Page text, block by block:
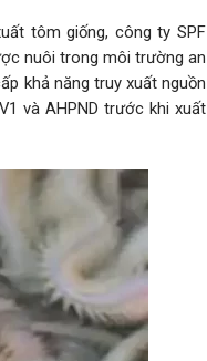
tôm giống, công ty SPF
nuôi trong môi trường an
khả năng truy xuất nguồn
và AHPND trước khi xuất